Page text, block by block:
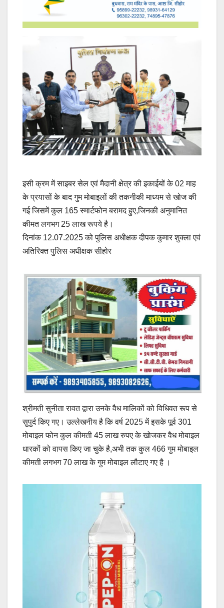
इसी क्रम में साइबर सेल एवं मैदानी क्षेत्र की इकाईयों के 02 माह
के प्रयासों के बाद गुम मोबाइलों की तकनीकी माध्यम से खोज की
गई जिसमें कुल 165 स्मार्टफोन बरामद हुए,जिनकी अनुमानित
कीमत लगभग 25 लाख रूपये है।
दिनांक 12.07.2025 को पुलिस अधीक्षक दीपक कुमार शुक्ला एवं
अतिरिक्त पुलिस अधीक्षक सीहोर
श्रीमती सुनीता रावत द्वारा उनके वैध मालिकों को विधिवत रूप से
सुपुर्द किए गए। उल्लेखनीय है कि वर्ष 2025 में इसके पूर्व 301
मोबाइल फोन कुल कीमती 45 लाख रुपए के खोजकर वैध मोबाइल
धारकों को वापस किए जा चुके है,अभी तक कुल 466 गुम मोबाइल
कीमती लगभग 70 लाख के गुम मोबाइल लौटाए गए है ।